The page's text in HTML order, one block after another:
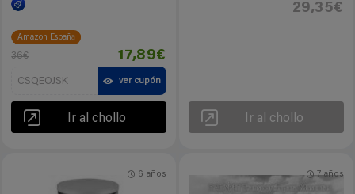
Amazon España
36€ 17,89€
CSQEOJSK ver cupón
Ir al chollo
29,35€
Ir al chollo
6 años 7 años